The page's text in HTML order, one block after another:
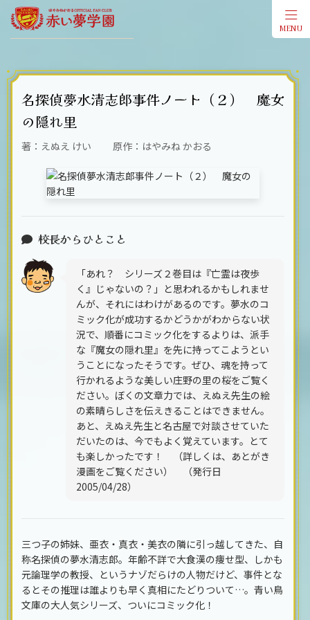
MENU
会員登録
名探偵夢水清志郎事件ノート（２） 魔女
の隠れ里
著：えぬえ けい 原作：はやみね かおる
校長からひとこと
「あれ？ シリーズ２巻目は『亡霊は夜歩
く』じゃないの？」と思われるかもしれませ
んが、それにはわけがあるのです。夢水のコ
ミック化が成功するかどうかがわからない状
況で、順番にコミック化をするよりは、派手
な『魔女の隠れ里』を先に持ってこようとい
うことになったそうです。ぜひ、魂を持って
行かれるような美しい庄野の里の桜をご覧く
ださい。ぼくの文章力では、えぬえ先生の絵
の素晴らしさを伝えきることはできません。
あと、えぬえ先生と名古屋で対談させていた
だいたのは、今でもよく覚えています。とて
も楽しかったです！ （詳しくは、あとがき
漫画をご覧ください） （発行日
2005/04/28）
三つ子の姉妹、亜衣・真衣・美衣の隣に引っ越してきた、自
称名探偵の夢水清志郎。年齢不詳で大食漢の痩せ型、しかも
元論理学の教授、というナゾだらけの人物だけど、事件とな
るとその推理は誰よりも早く真相にたどりついて…。青い鳥
文庫の大人気シリーズ、ついにコミック化！